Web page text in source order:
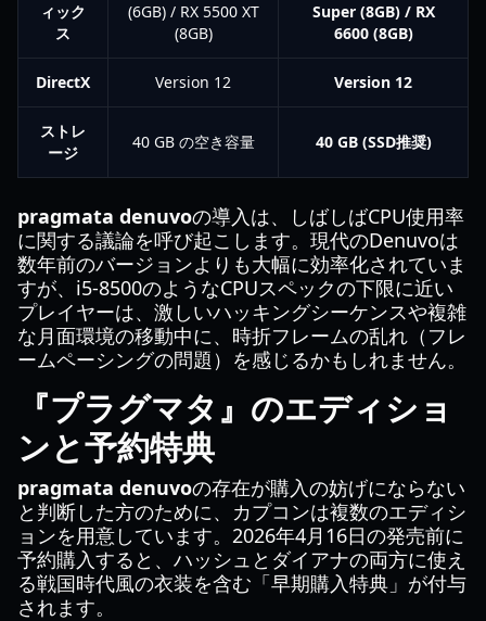
ィック
ス
(6GB) / RX 5500 XT
(8GB)
Super (8GB) / RX
6600 (8GB)
DirectX Version 12 Version 12
ストレ
ージ
40 GB の空き容量 40 GB (SSD推奨)
pragmata denuvoの導入は、しばしばCPU使用率
に関する議論を呼び起こします。現代のDenuvoは
数年前のバージョンよりも大幅に効率化されていま
すが、i5-8500のようなCPUスペックの下限に近い
プレイヤーは、激しいハッキングシーケンスや複雑
な月面環境の移動中に、時折フレームの乱れ（フレ
ームペーシングの問題）を感じるかもしれません。
『プラグマタ』のエディショ
ンと予約特典
pragmata denuvoの存在が購入の妨げにならない
と判断した方のために、カプコンは複数のエディシ
ョンを用意しています。2026年4月16日の発売前に
予約購入すると、ハッシュとダイアナの両方に使え
る戦国時代風の衣装を含む「早期購入特典」が付与
されます。